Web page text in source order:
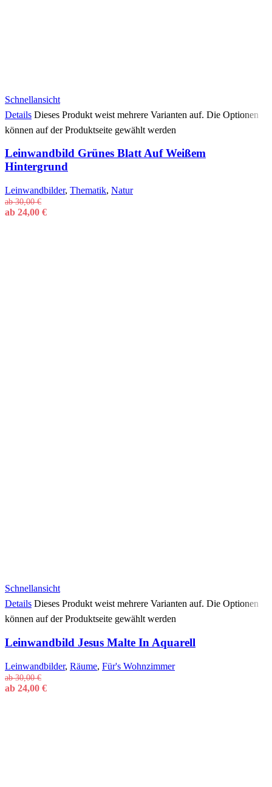
Schnellansicht
Details Dieses Produkt weist mehrere Varianten auf. Die Optionen
können auf der Produktseite gewählt werden
Leinwandbild Grünes Blatt Auf Weißem
Hintergrund
Leinwandbilder, Thematik, Natur
ab30,00€
ab 24,00 €
Schnellansicht
Details Dieses Produkt weist mehrere Varianten auf. Die Optionen
können auf der Produktseite gewählt werden
Leinwandbild Jesus Malte In Aquarell
Leinwandbilder, Räume, Für's Wohnzimmer
ab30,00€
ab 24,00 €